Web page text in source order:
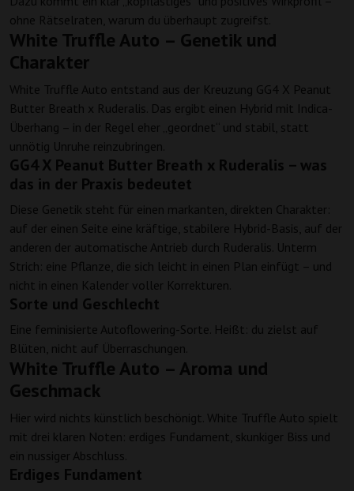
ohne Rätselraten, warum du überhaupt zugreifst.
White Truffle Auto – Genetik und
Charakter
White Truffle Auto entstand aus der Kreuzung GG4 X Peanut
Butter Breath x Ruderalis. Das ergibt einen Hybrid mit Indica-
Überhang – in der Regel eher „geordnet“ und stabil, statt
unnötig Unruhe reinzubringen.
GG4 X Peanut Butter Breath x Ruderalis – was
das in der Praxis bedeutet
Diese Genetik steht für einen markanten, direkten Charakter:
auf der einen Seite eine kräftige, stabilere Hybrid-Basis, auf der
anderen der automatische Antrieb durch Ruderalis. Unterm
Strich: eine Pflanze, die sich leicht in einen Plan einfügt – und
nicht in einen Kalender voller Korrekturen.
Sorte und Geschlecht
Eine feminisierte Autoflowering-Sorte. Heißt: du zielst auf
Blüten, nicht auf Überraschungen.
White Truffle Auto – Aroma und
Geschmack
Hier wird nichts künstlich beschönigt. White Truffle Auto spielt
mit drei klaren Noten: erdiges Fundament, skunkiger Biss und
ein nussiger Abschluss.
Erdiges Fundament